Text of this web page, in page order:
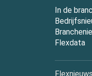
In de
Flexdata